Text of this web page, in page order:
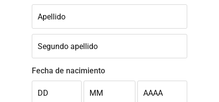
Apellido
Segundo apellido
Fecha de nacimiento
DD MM AAAA